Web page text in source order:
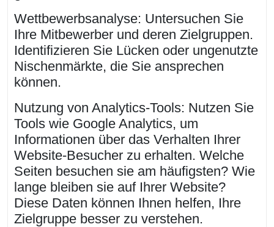
Wettbewerbsanalyse: Untersuchen Sie
Ihre Mitbewerber und deren Zielgruppen.
Identifizieren Sie Lücken oder ungenutzte
Nischenmärkte, die Sie ansprechen
können.
Nutzung von Analytics-Tools: Nutzen Sie
Tools wie Google Analytics, um
Informationen über das Verhalten Ihrer
Website-Besucher zu erhalten. Welche
Seiten besuchen sie am häufigsten? Wie
lange bleiben sie auf Ihrer Website?
Diese Daten können Ihnen helfen, Ihre
Zielgruppe besser zu verstehen.